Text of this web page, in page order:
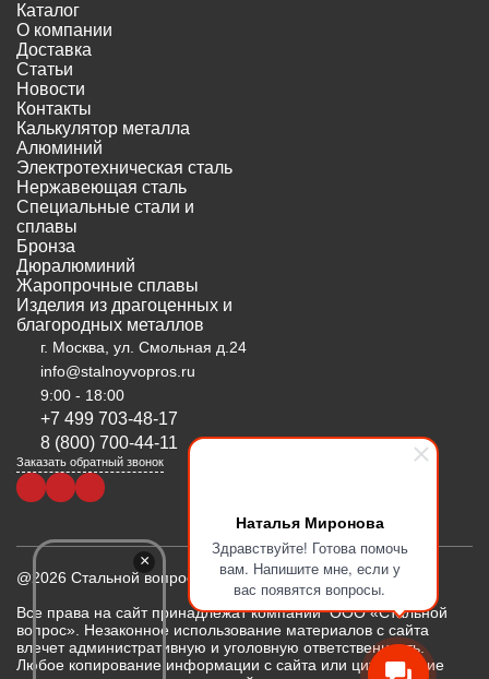
Наталья Миронова
Здравствуйте! Готова помочь
вам. Напишите мне, если у
вас появятся вопросы.
Каталог
О компании
Доставка
Статьи
Новости
Контакты
Калькулятор металла
Алюминий
Электротехническая сталь
Нержавеющая сталь
Специальные стали и
сплавы
Бронза
Дюралюминий
Жаропрочные сплавы
Изделия из драгоценных и
благородных металлов
г. Москва, ул. Смольная д.24
info@stalnoyvopros.ru
9:00 - 18:00
+7 499 703-48-17
8 (800) 700-44-11
Заказать обратный звонок
@2026 Стальной вопрос
Все права на сайт принадлежат компании ООО «Стальной
вопрос». Незаконное использование материалов с сайта
влечет административную и уголовную ответственность.
Любое копирование информации с сайта или цитирование
×